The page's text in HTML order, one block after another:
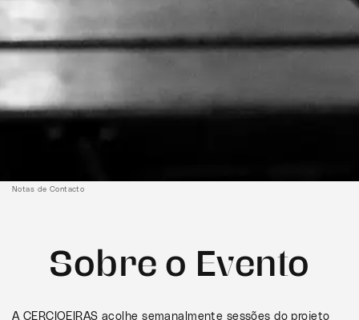
Notas de Contacto
Sobre o Evento
A CERCIOEIRAS acolhe semanalmente sessões do projeto